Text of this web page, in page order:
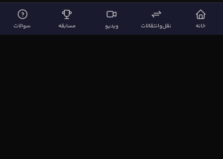
خانه نقل‌وانتقالات ویدیو مسابقه سوالات